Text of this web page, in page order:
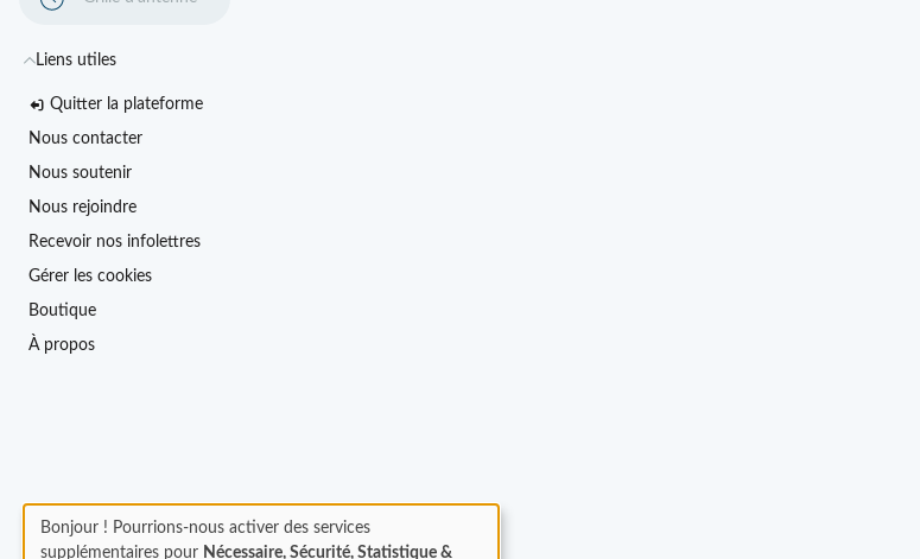
Liens utiles
Quitter la plateforme
Nous contacter
Nous soutenir
Nous rejoindre
Recevoir nos infolettres
Gérer les cookies
Boutique
À propos
Bonjour ! Pourrions-nous activer des services
supplémentaires pour Nécessaire, Sécurité, Statistique &